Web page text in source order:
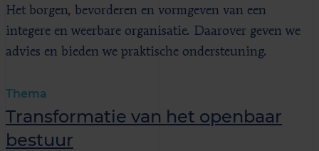
Het borgen, bevorderen en vormgeven van een
integere en weerbare organisatie. Daarover geven we
advies en bieden we praktische ondersteuning.
Thema
Transformatie van het openbaar
bestuur